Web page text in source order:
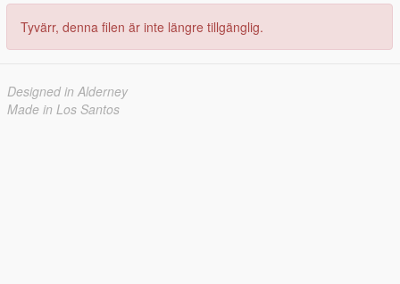
Tyvärr, denna filen är inte längre tillgänglig.
Designed in Alderney
Made in Los Santos